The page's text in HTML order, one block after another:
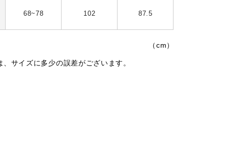
68~78 102 87.5
（cm）
サイズに多少の誤差がございます。